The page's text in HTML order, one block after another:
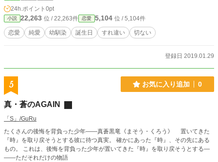
24h.ポイント 0pt
小説 22,263 位 / 22,263件 恋愛 5,104 位 / 5,104件
恋愛 純愛 幼馴染 誕生日 すれ違い 切ない
登録日 2019.01.29
5 お気に入り追加 0
真・蒼のAGAIN
「S」/GuRu
たくさんの後悔を背負った少年――真蒼黒竜《まそう・くろう》 置いてきた
『時』を取り戻そうとする彼に待つ真実。 確かにあった『時』、その先にある
もの。 これは、後悔を背負った少年が置いてきた『時』を取り戻そうとする―
――ただそれだけの物語